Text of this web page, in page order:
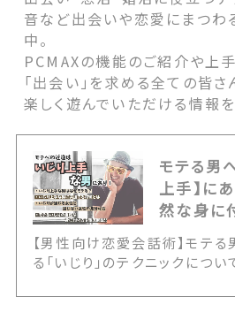
音など出会いや恋愛にまつわ
中。
PCMAXの機能のご紹介や上手
「出会い」を求める全ての皆さ
楽しく遊んでいただける情報
モテる男
上手】に
然な身に
【男性向け恋愛会話術】モテ
る「いじり」のテクニックにつ
りが通じる女性の見極め方を